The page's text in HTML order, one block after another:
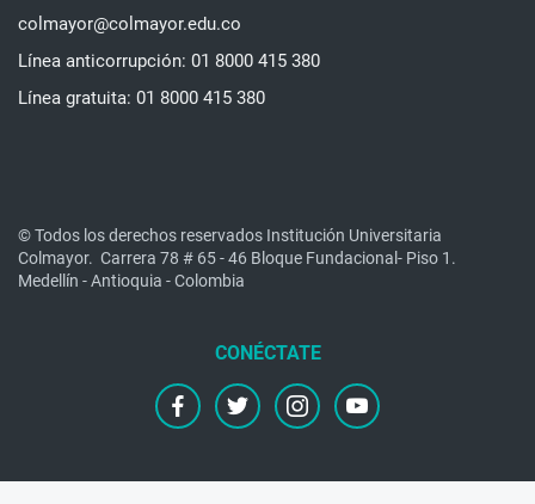
colmayor@colmayor.edu.co
Línea anticorrupción: 01 8000 415 380
Línea gratuita: 01 8000 415 380
© Todos los derechos reservados Institución Universitaria
Colmayor. Carrera 78 # 65 - 46 Bloque Fundacional- Piso 1.
Medellín - Antioquia - Colombia